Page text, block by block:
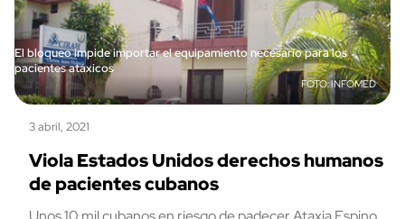
El bloqueo impide importar el equipamiento necesario para los
pacientes atáxicos
INFOMED
3 abril, 2021
Viola Estados Unidos derechos humanos
de pacientes cubanos